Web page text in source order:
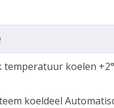
temperatuur koelen
koeldeel